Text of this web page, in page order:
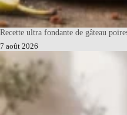
Recette ultra fondante de gâteau
7 août 2026